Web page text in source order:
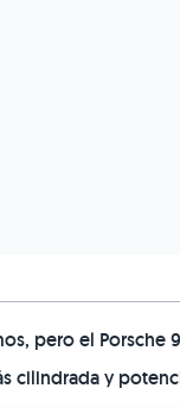
pero el Porsche
cilindrada y